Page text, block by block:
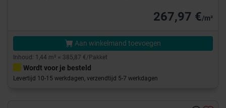
267,97 €/m²
Aan winkelmand toevoegen
Inhoud: 1,44 m² = 385,87 €/Pakket
Wordt voor je besteld
Levertijd 10-15 werkdagen, verzendtijd 5-7 werkdagen